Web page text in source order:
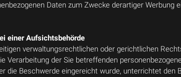
Daten zum Zwecke derartiger
einer Aufsichtsbehörde
verwaltungsrechtlichen oder gerichtlichen
Verarbeitung der Sie betreffenden
die Beschwerde eingereicht wurde, unterrichtet